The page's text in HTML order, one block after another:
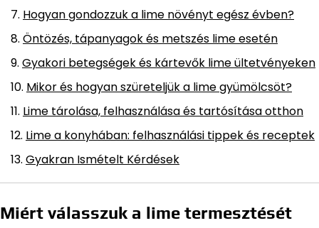
Hogyan gondozzuk a lime növényt egész évben?
Öntözés, tápanyagok és metszés lime esetén
Gyakori betegségek és kártevők lime ültetvényeken
Mikor és hogyan szüreteljük a lime gyümölcsöt?
Lime tárolása, felhasználása és tartósítása otthon
Lime a konyhában: felhasználási tippek és receptek
Gyakran Ismételt Kérdések
Miért válasszuk a lime termesztését